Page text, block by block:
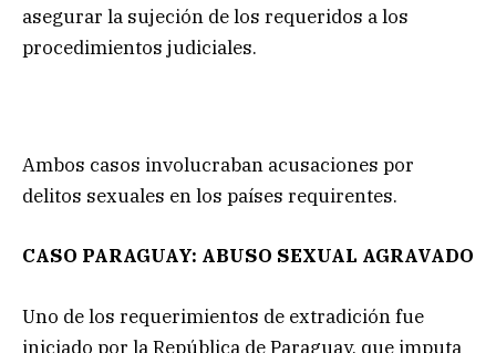
asegurar la sujeción de los requeridos a los
procedimientos judiciales.
Ambos casos involucraban acusaciones por
delitos sexuales en los países requirentes.
CASO PARAGUAY: ABUSO SEXUAL AGRAVADO
Uno de los requerimientos de extradición fue
iniciado por la República de Paraguay, que imputa